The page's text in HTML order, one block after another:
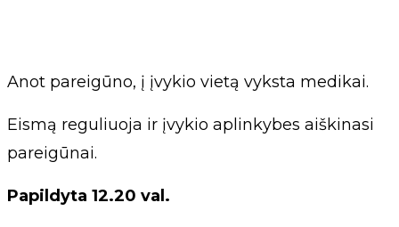
Anot pareigūno, į įvykio vietą vyksta medikai.
Eismą reguliuoja ir įvykio aplinkybes aiškinasi
pareigūnai.
Papildyta 12.20 val.